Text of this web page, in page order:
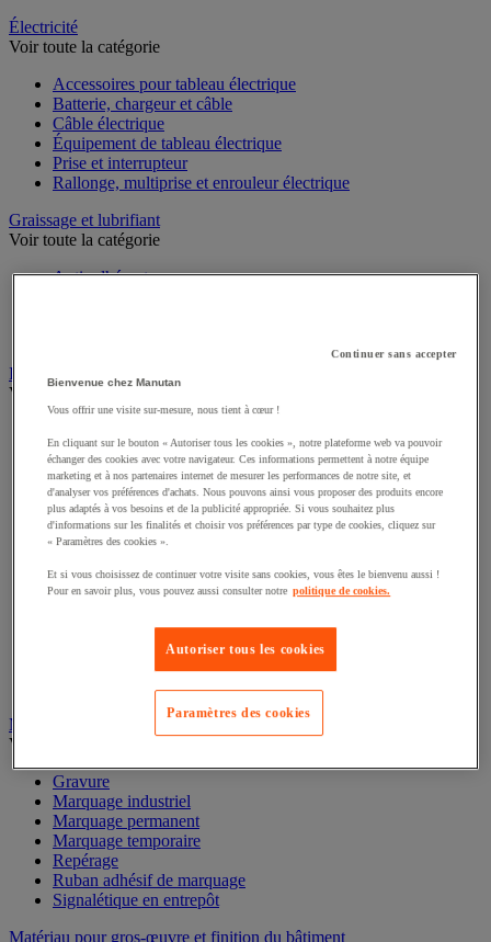
Électricité
Voir toute la catégorie
Accessoires pour tableau électrique
Batterie, chargeur et câble
Câble électrique
Équipement de tableau électrique
Prise et interrupteur
Rallonge, multiprise et enrouleur électrique
Graissage et lubrifiant
Voir toute la catégorie
Anti-adhérent
Instrument de mesure
Voir toute la catégorie
Compteur et compteur-métreur
Dynamomètre
Équipement optique
Instrument de mesure de laboratoire
Mesure de distance
Mesure de la vitesse
Mesure de l'environnement
Mesure d'électricité
Mesure et repère de chantier
Mesure topographique
Mesureur et détecteur d'épaisseur
Thermomètre et thermohygromètre
Marquage
Voir toute la catégorie
Gravure
Marquage industriel
Marquage permanent
Marquage temporaire
Repérage
Ruban adhésif de marquage
Signalétique en entrepôt
Matériau pour gros-œuvre et finition du bâtiment
Continuer sans accepter
Bienvenue chez Manutan
Vous offrir une visite sur-mesure, nous tient à cœur !
En cliquant sur le bouton « Autoriser tous les cookies », notre plateforme web va pouvoir
échanger des cookies avec votre navigateur. Ces informations permettent à notre équipe
marketing et à nos partenaires internet de mesurer les performances de notre site, et
d'analyser vos préférences d'achats. Nous pouvons ainsi vous proposer des produits encore
plus adaptés à vos besoins et de la publicité appropriée. Si vous souhaitez plus
d'informations sur les finalités et choisir vos préférences par type de cookies, cliquez sur
« Paramètres des cookies ».
Et si vous choisissez de continuer votre visite sans cookies, vous êtes le bienvenu aussi !
Pour en savoir plus, vous pouvez aussi consulter notre politique de cookies.
Autoriser tous les cookies
Paramètres des cookies